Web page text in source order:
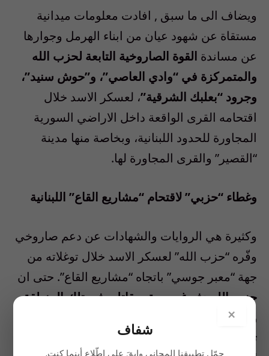
ويضاف الى ما سبق , افادت معلومات ميدانية
مستقاة عن شهود عيان من ابناء الهرمل وجوارها
عن مساندة القوة الصاروخية التابعة لحزب الله
والمتمركزة في “وادي العاصي”، و”حوش سنيد”،
وجرود “بعلبك الشرقية”، لعسكر الاسد خلال
اقتحامه القرى الواقعة داخل الاراضي السورية
المجاورة للحدود اللبنانية، وبخاصة منها مدينة
“القصير” والقرى المجاورة لها.
وغطاء “حزبي” لاقتحام “مشاريع القاع” اللبنانية
وكثيرة هي الروايات والشهادات عن دعم صاروخي
وفّره “حزب الله” لعسكر الاسد خلال توغلاته من
جهة “معبر جوسي” باتجاه “مشاريع القاع”. حتى ان
حزب الله دفع غير مرة بمقاتليه في تلك المنطقة،
وتحت غطاء صاروخي ومدفعي، مشكلا فك كماشة
تتكامل مع عملية اقتحام عسكر الاسد لـ”مشاريع
×
شفاف
حمّل تطبيقنا المجاني وابقَ على اطّلاع أينما كنت.